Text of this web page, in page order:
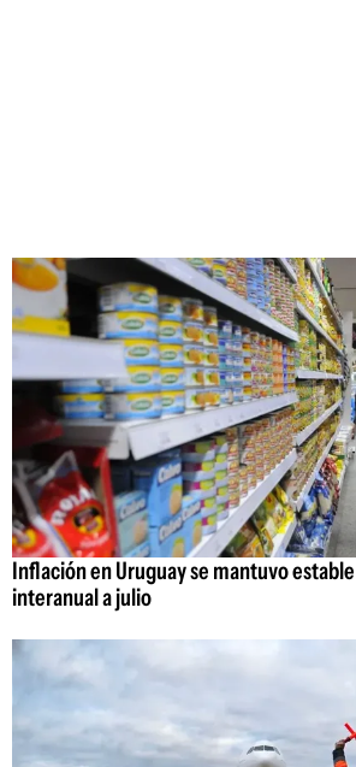
Inflación en Uruguay se mantuvo
interanual a julio